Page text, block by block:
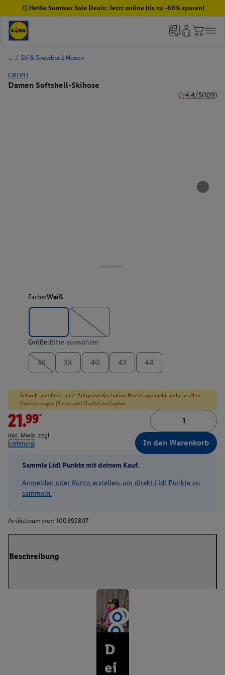
Heiße Summer Sale Deals: Jetzt online bis zu -66% sparen!
/ Ski & Snowbord Hosen
CRIVIT
Damen Softshell-Skihose
4.4/5(109)
Farbe:Weiß
Größe:Bitte auswählen
36 38 40 42 44
Schnell sein lohnt sich! Aufgrund der hohen Nachfrage nicht mehr in allen
Ausführungen (Farbe und Größe) verfügbar.
21.99*
inkl. MwSt. zzgl.
Lieferung
In den Warenkorb
Sammle Lidl Punkte mit deinem Kauf.
Anmelden oder Konto erstellen, um direkt Lidl Punkte zu
sammeln.
Artikelnummer: 100395897
Beschreibung
D
ei